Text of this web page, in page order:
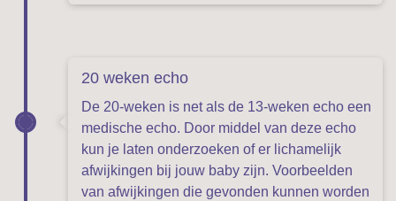
20 weken echo
De 20-weken is net als de 13-weken echo een
medische echo. Door middel van deze echo
kun je laten onderzoeken of er lichamelijk
afwijkingen bij jouw baby zijn. Voorbeelden
van afwijkingen die gevonden kunnen worden